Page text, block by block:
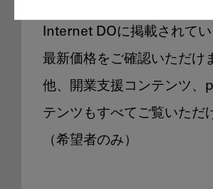
Internet DOに掲載されて
最新価格をご確認いただけ
他、開業支援コンテンツ、
テンツもすべてご覧いただ
（希望者のみ）